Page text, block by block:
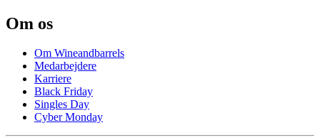
Om os
Om Wineandbarrels
Medarbejdere
Karriere
Black Friday
Singles Day
Cyber Monday